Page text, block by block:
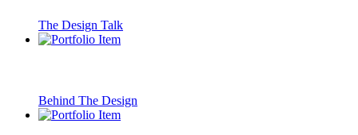
The Design Talk
Behind The Design